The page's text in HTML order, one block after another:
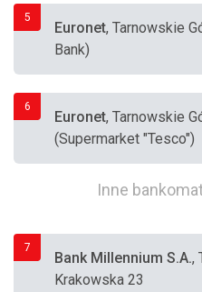
5
Euronet, Tarnowskie
Bank)
6
Euronet, Tarnowskie
(Supermarket "Tesco")
Inne
7
Bank Millennium S.A.,
Krakowska 23